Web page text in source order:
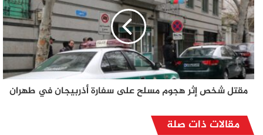
مقتل شخص إثر هجوم مسلح على سفارة أذربيجان في طهران
مقالات ذات صلة